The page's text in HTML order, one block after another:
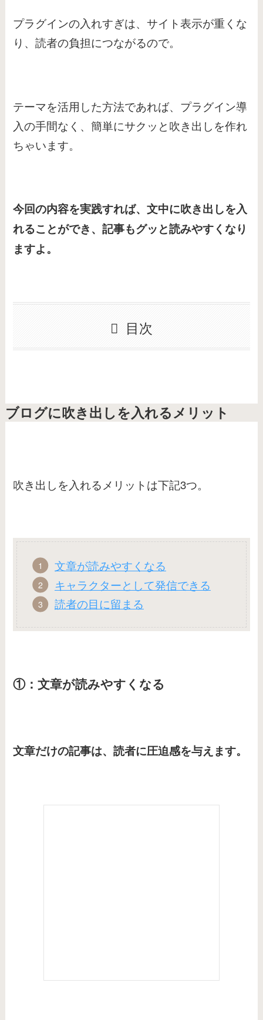
プラグインの入れすぎは、サイト表示が重くな
り、読者の負担につながるので。
テーマを活用した方法であれば、プラグイン導
入の手間なく、簡単にサクッと吹き出しを作れ
ちゃいます。
今回の内容を実践すれば、文中に吹き出しを入
れることができ、記事もグッと読みやすくなり
ますよ。
目次
ブログに吹き出しを入れるメリット
吹き出しを入れるメリットは下記3つ。
文章が読みやすくなる
キャラクターとして発信できる
読者の目に留まる
①：文章が読みやすくなる
文章だけの記事は、読者に圧迫感を与えます。